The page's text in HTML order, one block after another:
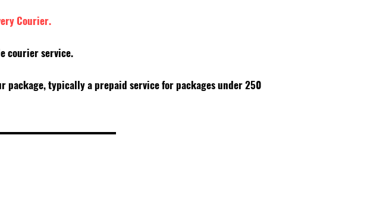
Courier.
courier service.
package, typically a prepaid service for packages under 250